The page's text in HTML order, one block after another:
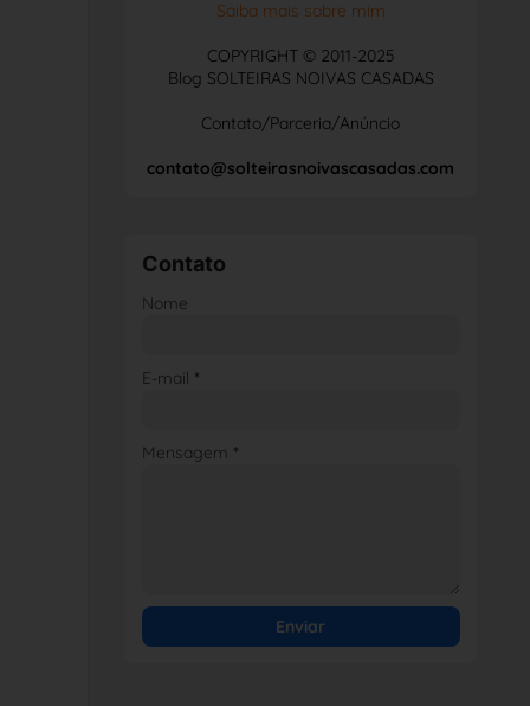
Saiba mais sobre mim
COPYRIGHT © 2011-2025
Blog SOLTEIRAS NOIVAS CASADAS
Contato/Parceria/Anúncio
contato@solteirasnoivascasadas.com
Contato
Nome
E-mail *
Mensagem *